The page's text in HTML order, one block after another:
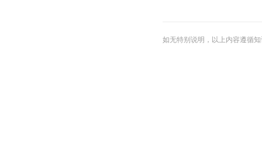
如无特别说明，以上内容遵循